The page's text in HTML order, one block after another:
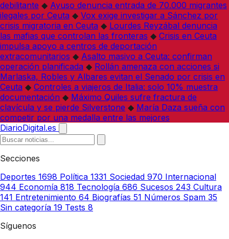
debilitante ◆ Ayuso denuncia entrada de 70.000 migrantes
ilegales por Ceuta ◆ Vox exige investigar a Sánchez por
crisis migratoria en Ceuta ◆ Lourdes Reyzábal denuncia
las mafias que controlan las fronteras ◆ Crisis en Ceuta
impulsa apoyo a centros de deportación
extracomunitarios ◆ Asalto masivo a Ceuta: confirman
operación planificada ◆ Rollán amenaza con acciones si
Marlaska, Robles y Albares evitan el Senado por crisis en
Ceuta ◆ Controles a viajeros de Italia: solo 10% muestra
documentación ◆ Máximo Quiles sufre fractura de
clavícula y se pierde Silverstone ◆ María Daza sueña con
competir por una medalla entre las mejores
DiarioDigital.es
Secciones
Deportes 1698 Política 1331 Sociedad 970 Internacional
944 Economía 818 Tecnología 686 Sucesos 243 Cultura
141 Entretenimiento 64 Biografías 51 Números Spam 35
Sin categoría 19 Tests 8
Síguenos